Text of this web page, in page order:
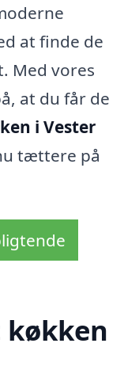
at finde de
Med vores
at du får de
i Vester
tættere på